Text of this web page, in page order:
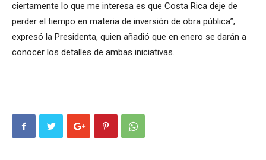
ciertamente lo que me interesa es que Costa Rica deje de
perder el tiempo en materia de inversión de obra pública”,
expresó la Presidenta, quien añadió que en enero se darán a
conocer los detalles de ambas iniciativas.